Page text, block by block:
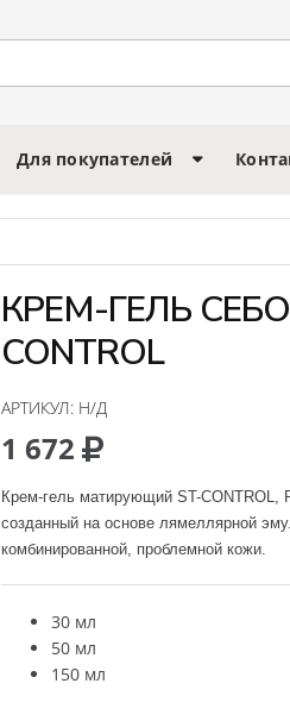
Для покупателей
КРЕМ-ГЕЛЬ
CONTROL
АРТИКУЛ: Н/Д
1 672
Крем-гель матирующий ST-CONTROL,
созданный на основе лямеллярной
комбинированной, проблемной кожи.
30 мл
50 мл
150 мл